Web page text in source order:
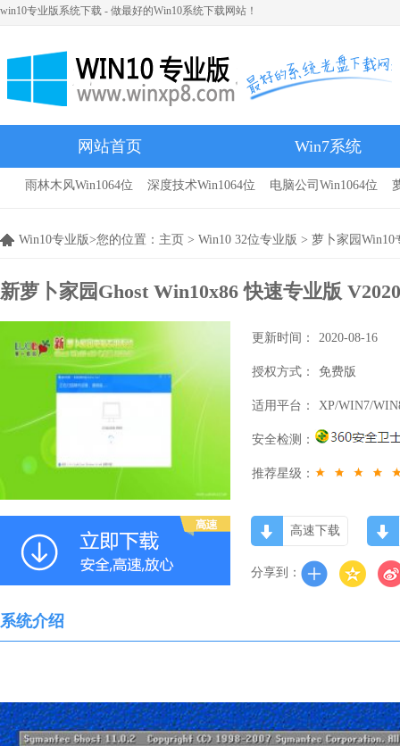
win10专业版系统下载 - 做最好的Win10系统下载网站！
网站首页 Win7系统
雨林木风
雨林木风Win1064位 深度技术Win1064位 电脑公司Win1064位
Win10专业版>您的位置： 主页 > Win10 32位专业版 > 萝卜家园Win10
新萝卜家园Ghost Win10x86 快速专业版
更新时间： 2020-08-16
授权方式： 免费版
适用平台： XP/WIN7/
安全检测：
推荐星级：
高速下载
分享到：
系统介绍